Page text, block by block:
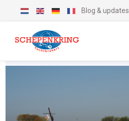
Blog & updates